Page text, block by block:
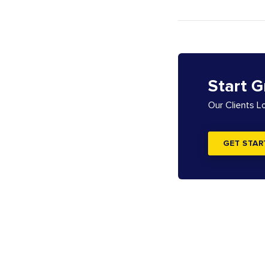
Start
Our Clients
GET